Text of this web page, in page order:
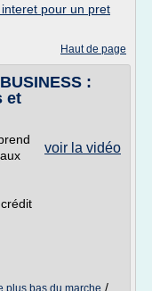
pour un pret
Haut de page
:
et
voir la vidéo
plus bas du marche /